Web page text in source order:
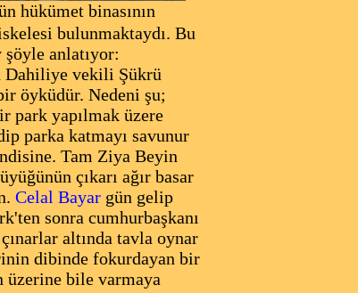
hükümet binasının
bulunmaktaydı. Bu
anlatıyor:
Dahiliye vekili Şükrü
öyküdür. Nedeni şu;
park yapılmak üzere
parka katmayı savunur
Tam Ziya Beyin
çıkarı ağır basar
Celal Bayar gün gelip
sonra cumhurbaşkanı
altında tavla oynar
dibinde fokurdayan bir
üzerine bile varmaya